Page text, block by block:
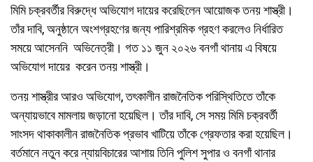
মিমি চক্রবর্তীর বিরুদ্ধে অভিযোগ দায়ের করেছিলেন আয়োজক তনয় শাস্ত্রী।
তাঁর দাবি, অনুষ্ঠানে অংশগ্রহণের জন্য পারিশ্রমিক গ্রহণ করলেও নির্ধারিত
সময়ে আসেননি অভিনেত্রী। গত ১১ জুন ২০২৬ বনগাঁ থানায় এ বিষয়ে
অভিযোগ দায়ের করেন তনয় শাস্ত্রী।
তনয় শাস্ত্রীর আরও অভিযোগ, তৎকালীন রাজনৈতিক পরিস্থিতিতে তাঁকে
অন্যায়ভাবে মামলায় জড়ানো হয়েছিল। তাঁর দাবি, সে সময় মিমি চক্রবর্তী
সাংসদ থাকাকালীন রাজনৈতিক প্রভাব খাটিয়ে তাঁকে গ্রেফতার করা হয়েছিল।
বর্তমানে নতুন করে ন্যায়বিচারের আশায় তিনি পুলিশ সুপার ও বনগাঁ থানার